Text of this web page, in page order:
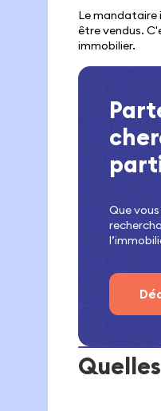
Le mandataire
être vendus.
immobilier.
Que